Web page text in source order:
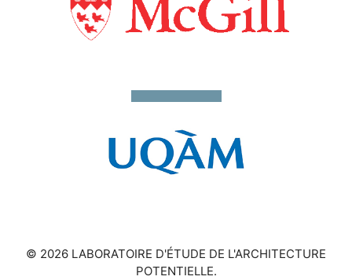
© 2026 LABORATOIRE D'ÉTUDE DE L'ARCHITECTURE
POTENTIELLE.